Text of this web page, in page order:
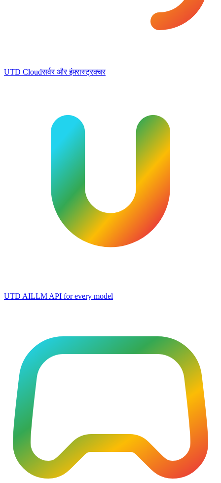
UTD Cloudसर्वर और इंफ़्रास्ट्रक्चर
UTD AILLM API for every model